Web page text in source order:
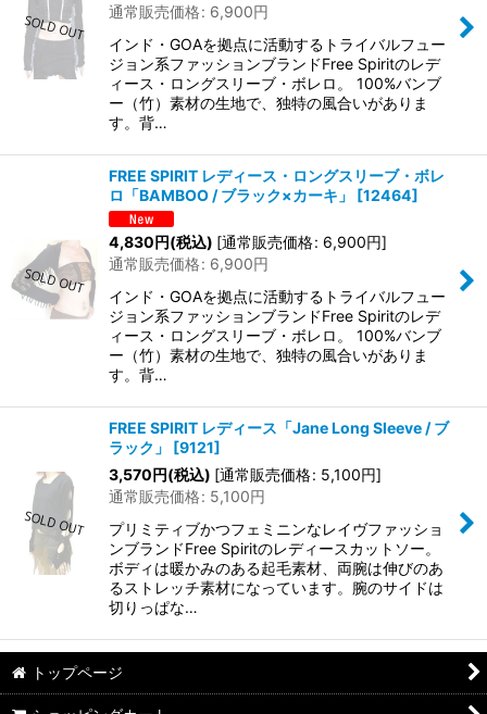
通常販売価格: 6,900円
インド・GOAを拠点に活動するトライバルフュー
ジョン系ファッションブランドFree Spiritのレデ
ィース・ロングスリーブ・ボレロ。 100%バンブ
ー（竹）素材の生地で、独特の風合いがありま
す。背…
FREE SPIRIT レディース・ロングスリーブ・ボレ
ロ「BAMBOO / ブラック×カーキ」
[12464]
4,830円(税込) [通常販売価格: 6,900円]
通常販売価格: 6,900円
インド・GOAを拠点に活動するトライバルフュー
ジョン系ファッションブランドFree Spiritのレデ
ィース・ロングスリーブ・ボレロ。 100%バンブ
ー（竹）素材の生地で、独特の風合いがありま
す。背…
FREE SPIRIT レディース「Jane Long Sleeve / ブ
ラック」
[9121]
3,570円(税込) [通常販売価格: 5,100円]
通常販売価格: 5,100円
プリミティブかつフェミニンなレイヴファッショ
ンブランドFree Spiritのレディースカットソー。
ボディは暖かみのある起毛素材、両腕は伸びのあ
るストレッチ素材になっています。腕のサイドは
切りっぱな…
トップページ